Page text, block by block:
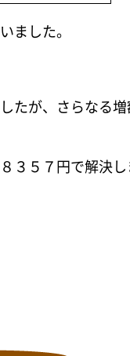
ました。
たが、さらなる
３５７円で解決